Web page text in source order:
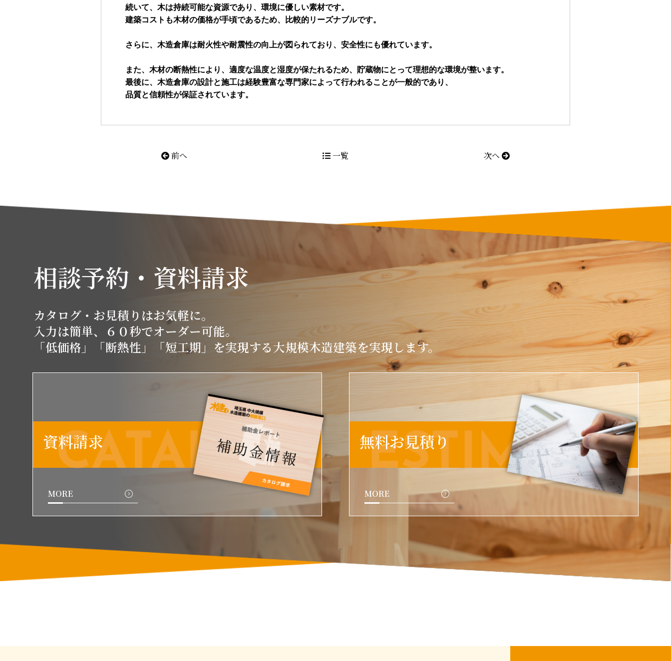
続いて、木は持続可能な資源であり、環境に優しい素材です。
建築コストも木材の価格が手頃であるため、比較的リーズナブルです。
さらに、木造倉庫は耐火性や耐震性の向上が図られており、安全性にも優れています。
また、木材の断熱性により、適度な温度と湿度が保たれるため、貯蔵物にとって理想的な環境が整います。
最後に、木造倉庫の設計と施工は経験豊富な専門家によって行われることが一般的であり、
前へ 一覧 次へ
相談予約・資料請求
カタログ・お見積りはお気軽に。
入力は簡単、６０秒でオーダー可能。
「低価格」「断熱性」「短工期」を実現する大規模木造建築を実現します。
CATALOG
資料請求
MORE
ESTIMATE
無料お見積り
MORE